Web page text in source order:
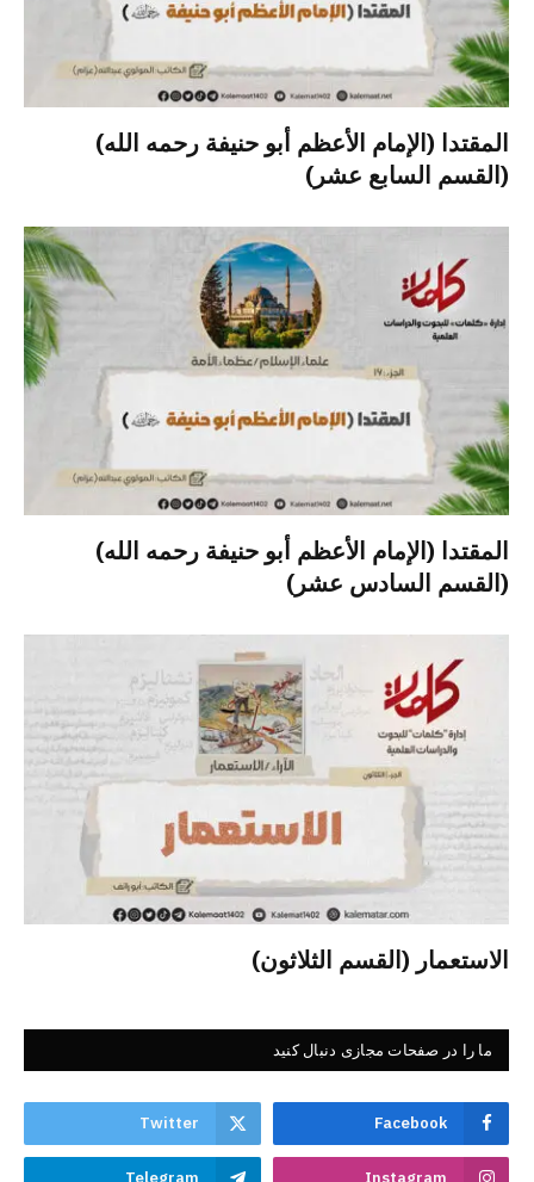
المقتدا (الإمام الأعظم أبو حنيفة رحمه الله)
(القسم السابع عشر)
المقتدا (الإمام الأعظم أبو حنيفة رحمه الله)
(القسم السادس عشر)
الاستعمار (القسم الثلاثون)
ما را در صفحات مجازی دنبال کنید
Facebook
Twitter
Instagram
Telegram